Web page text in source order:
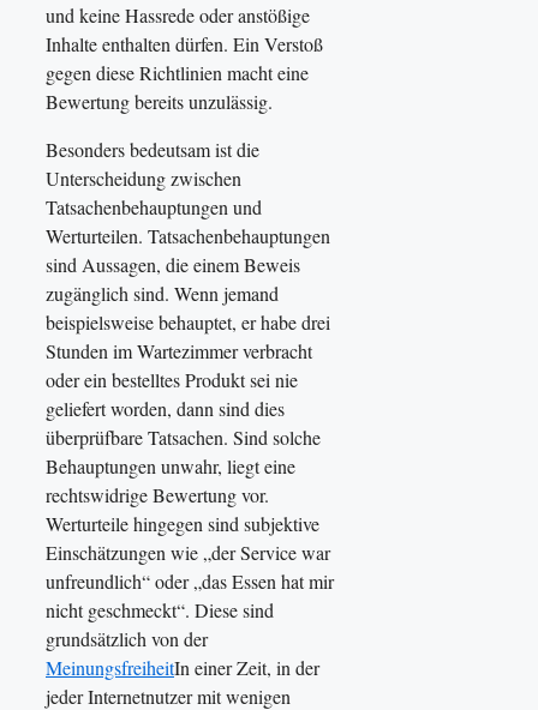
und keine Hassrede oder anstößige
Inhalte enthalten dürfen. Ein Verstoß
gegen diese Richtlinien macht eine
Bewertung bereits unzulässig.
Besonders bedeutsam ist die
Unterscheidung zwischen
Tatsachenbehauptungen und
Werturteilen. Tatsachenbehauptungen
sind Aussagen, die einem Beweis
zugänglich sind. Wenn jemand
beispielsweise behauptet, er habe drei
Stunden im Wartezimmer verbracht
oder ein bestelltes Produkt sei nie
geliefert worden, dann sind dies
überprüfbare Tatsachen. Sind solche
Behauptungen unwahr, liegt eine
rechtswidrige Bewertung vor.
Werturteile hingegen sind subjektive
Einschätzungen wie „der Service war
unfreundlich“ oder „das Essen hat mir
nicht geschmeckt“. Diese sind
grundsätzlich von der
MeinungsfreiheitIn einer Zeit, in der
jeder Internetnutzer mit wenigen